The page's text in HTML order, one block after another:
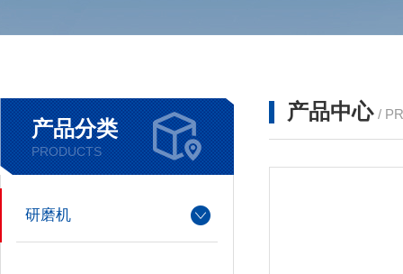
产品分类
PRODUCTS
研磨机
产品中心 /